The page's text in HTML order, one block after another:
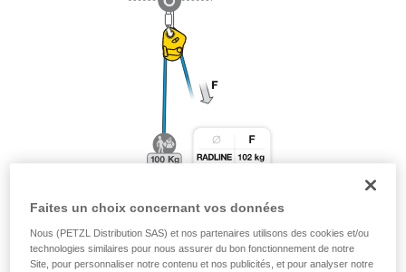
Faites un choix concernant vos données
Nous (PETZL Distribution SAS) et nos partenaires utilisons des cookies et/ou
technologies similaires pour nous assurer du bon fonctionnement de notre
Site, pour personnaliser notre contenu et nos publicités, et pour analyser notre